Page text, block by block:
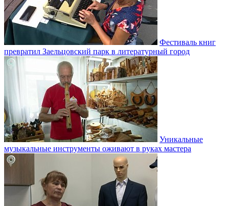
Фестиваль книг
превратил Заельцовский парк в литературный город
Уникальные
музыкальные инструменты оживают в руках мастера